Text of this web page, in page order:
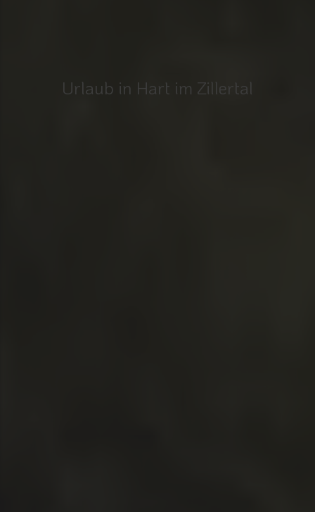
Urlaub in Hart im Zillertal